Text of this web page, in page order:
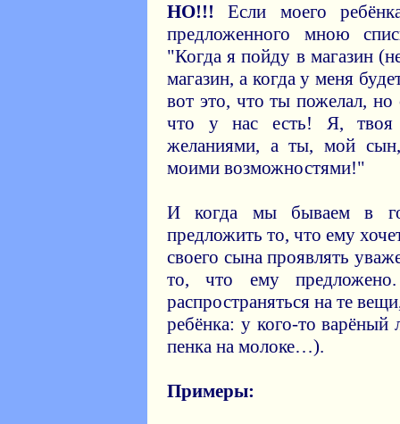
НО!!! Если моего
предложенного мною
"Когда я пойду в магазин
магазин, а когда у меня
вот это, что ты пожелал,
что у нас есть! Я, твоя
желаниями, а ты, мой сын,
моими возможностями!"
И когда мы бываем в
предложить то, что ему
своего сына проявлять
то, что ему
распространяться на те
ребёнка: у кого-то варёный
пенка на молоке…).
Примеры: